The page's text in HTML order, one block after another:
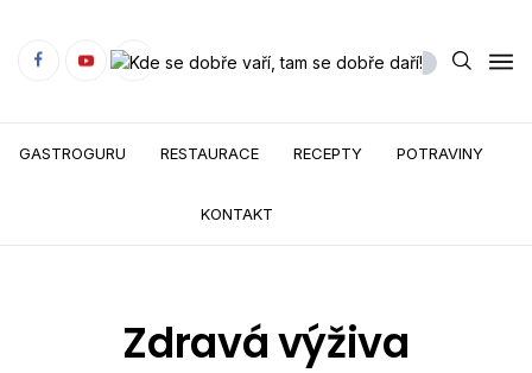
GASTROGURU RESTAURACE RECEPTY POTRAVINY
KONTAKT
Zdravá výživa